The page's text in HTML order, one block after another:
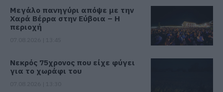
Μεγάλο πανηγύρι απόψε με την
Χαρά Βέρρα στην Εύβοια – Η
περιοχή
Νεκρός 75χρονος που είχε φύγει
για το χωράφι του